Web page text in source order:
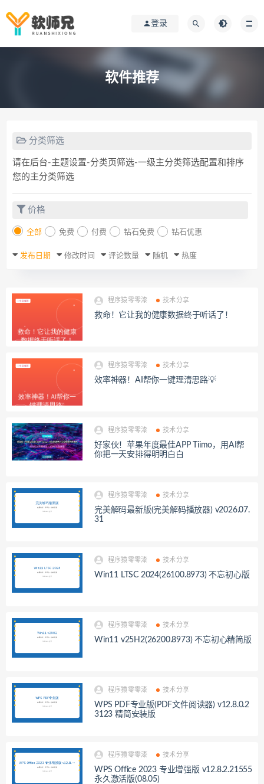
登录
软件推荐
分类筛选
请在后台-主题设置-分类页筛选-一级主分类筛选配置和排序
您的主分类筛选
价格
全部 免费 付费 钻石免费 钻石优惠
发布日期 修改时间 评论数量 随机 热度
程序猿零零漆 技术分享
救命！它让我的健康数据终于听话了！
程序猿零零漆 技术分享
效率神器！AI帮你一键理清思路💡
程序猿零零漆 技术分享
好家伙！苹果年度最佳APP Tiimo，用AI帮
你把一天安排得明明白白
程序猿零零漆 技术分享
完美解码最新版(完美解码播放器) v2026.07.
31
程序猿零零漆 技术分享
Win11 LTSC 2024(26100.8973) 不忘初心版
程序猿零零漆 技术分享
Win11 v25H2(26200.8973) 不忘初心精简版
程序猿零零漆 技术分享
WPS PDF专业版(PDF文件阅读器) v12.8.0.2
3123 精简安装版
程序猿零零漆 技术分享
WPS Office 2023 专业增强版 v12.8.2.21555
永久激活版(08.05)